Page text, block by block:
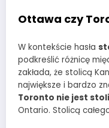
Ottawa czy
W kontekście hasła
podkreślić różnicę
zakłada, że stolicą
największe i bardzo
Toronto nie jest
Ontario. Stolicą